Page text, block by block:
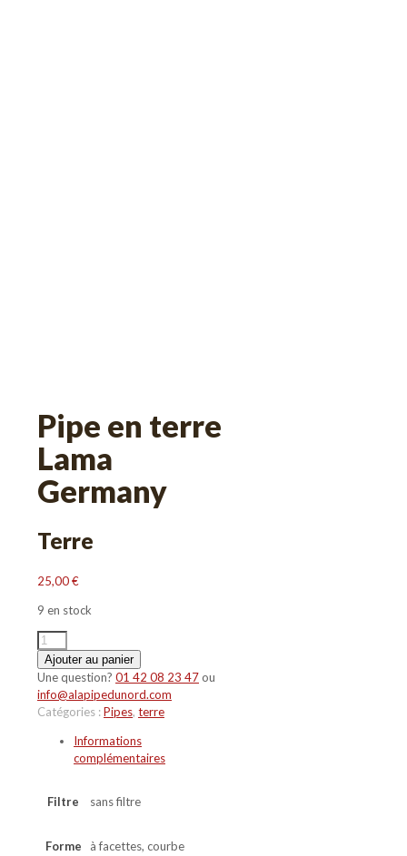
Pipe en terre
Lama
Germany
Terre
25,00€
9 en stock
quantité
de
Pipe
en
terre
Germany
Ajouter au panier
Une question? 01 42 08 23 47ou
info@alapipedunord.com
Catégories :Pipes, terre
Informations
complémentaires
Filtre sans filtre
Forme à facettes, courbe